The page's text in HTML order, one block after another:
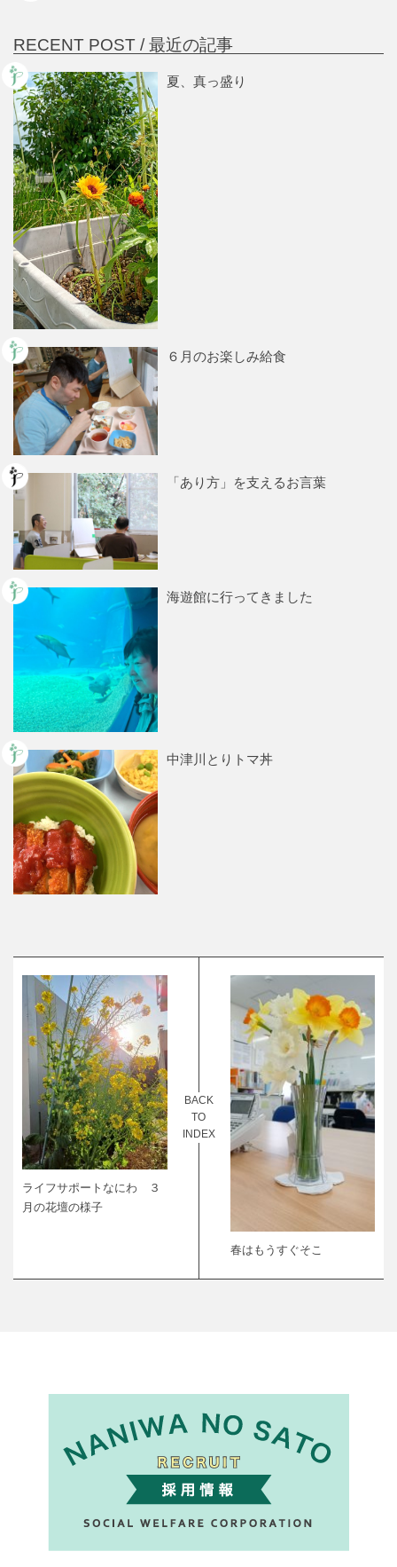
RECENT POST /最近の記事
夏、真っ盛り
６月のお楽しみ給食
「あり方」を支えるお言葉
海遊館に行ってきました
中津川とりトマ丼
ライフサポートなにわ ３
月の花壇の様子
BACK
TO
INDEX
春はもうすぐそこ